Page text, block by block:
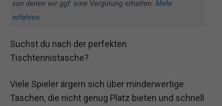
von denen wir ggf. eine Vergütung erhalten. Mehr
erfahren.
Suchst du nach der perfekten
Tischtennistasche?
Viele Spieler ärgern sich über minderwertige
Taschen, die nicht genug Platz bieten und schnell